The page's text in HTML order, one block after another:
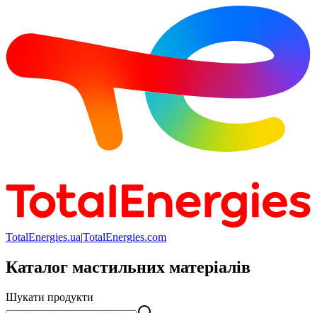
TotalEnergies.ua|TotalEnergies.com
Каталог мастильних матеріалів
Шукати продукти
Шукати продукти